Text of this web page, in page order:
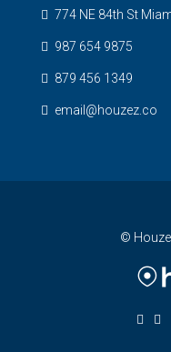
774 NE 84th St
987 654 9875
879 456 1349
email@houzez.co
©